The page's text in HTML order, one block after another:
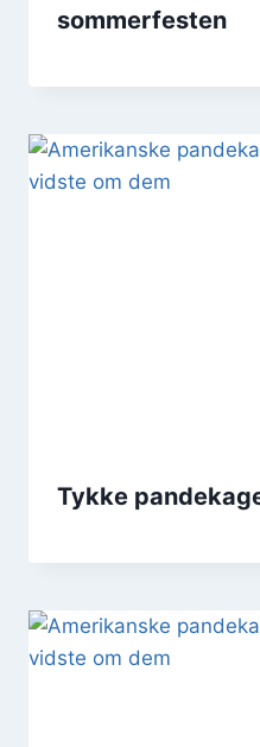
sommerfesten
Tykke